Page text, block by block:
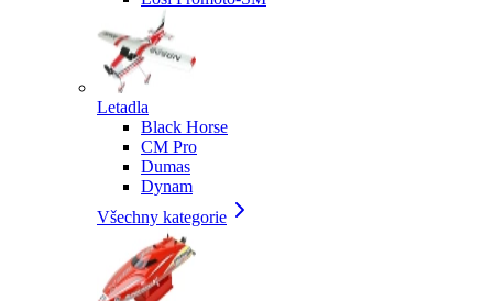
Letadla
Black Horse
CM Pro
Dumas
Dynam
Všechny kategorie